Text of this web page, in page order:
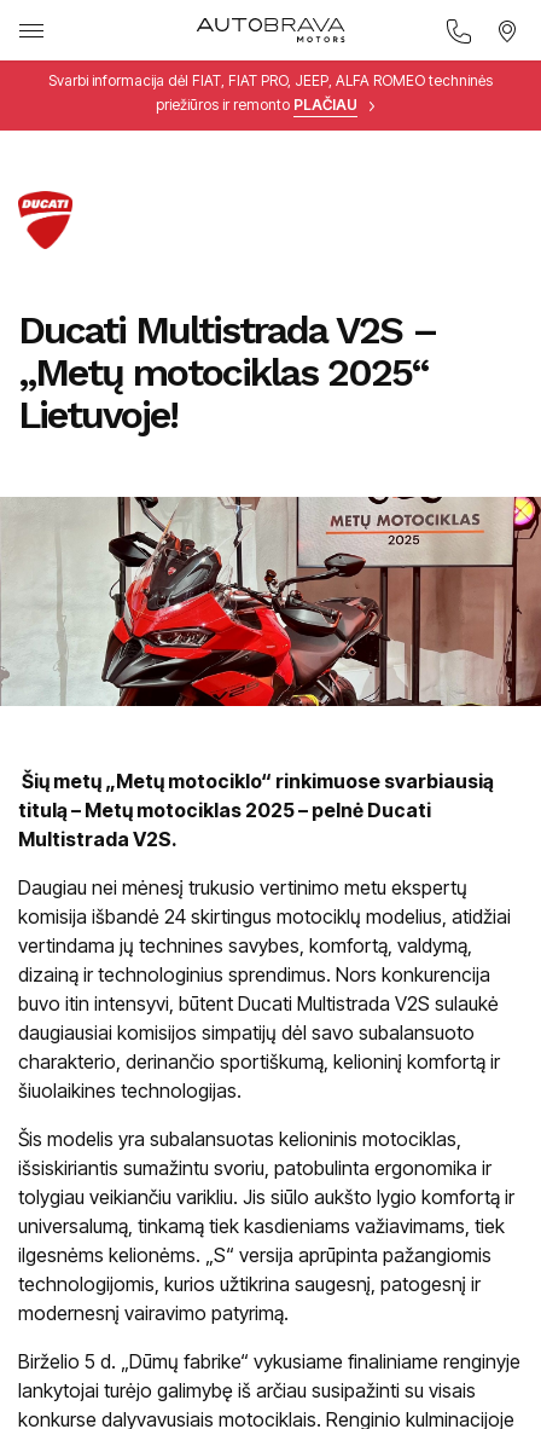
Svarbi informacija dėl FIAT, FIAT PRO, JEEP, ALFA ROMEO techninės
priežiūros ir remonto PLAČIAU
Ducati Multistrada V2S –
„Metų motociklas 2025“
Lietuvoje!
Šių metų „Metų motociklo“ rinkimuose svarbiausią
titulą – Metų motociklas 2025 – pelnė Ducati
Multistrada V2S.
Daugiau nei mėnesį trukusio vertinimo metu ekspertų
komisija išbandė 24 skirtingus motociklų modelius, atidžiai
vertindama jų technines savybes, komfortą, valdymą,
dizainą ir technologinius sprendimus. Nors konkurencija
buvo itin intensyvi, būtent Ducati Multistrada V2S sulaukė
daugiausiai komisijos simpatijų dėl savo subalansuoto
charakterio, derinančio sportiškumą, kelioninį komfortą ir
šiuolaikines technologijas.
Šis modelis yra subalansuotas kelioninis motociklas,
išsiskiriantis sumažintu svoriu, patobulinta ergonomika ir
tolygiau veikiančiu varikliu. Jis siūlo aukšto lygio komfortą ir
universalumą, tinkamą tiek kasdieniams važiavimams, tiek
ilgesnėms kelionėms. „S“ versija aprūpinta pažangiomis
technologijomis, kurios užtikrina saugesnį, patogesnį ir
modernesnį vairavimo patyrimą.
Birželio 5 d. „Dūmų fabrike“ vykusiame finaliniame renginyje
lankytojai turėjo galimybę iš arčiau susipažinti su visais
konkurse dalyvavusiais motociklais. Renginio kulminacijoje